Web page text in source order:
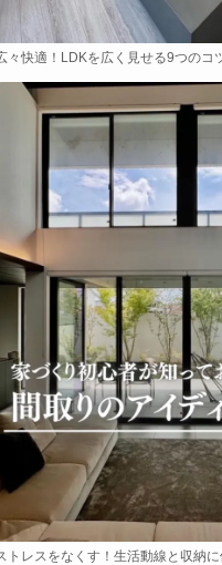
々快適！LDKを広く見せる9つのコ
トレスをなくす！生活動線と収納